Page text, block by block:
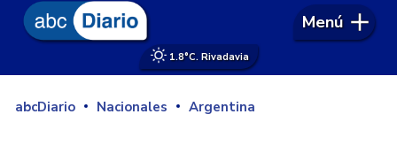
1.8°C. Rivadavia
Menú
abcDiario Nacionales Argentina